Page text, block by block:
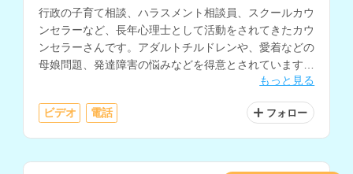
行政の子育て相談、ハラスメント相談員、スクールカウ
ンセラーなど、長年心理士として活動をされてきたカウ
ンセラーさんです。アダルトチルドレンや、愛着などの
母娘問題、発達障害の悩みなどを得意とされています。
講師経験もお持ちで心理学についての知識も深く、様々
もっと見る
ビデオ 電話 フォロー